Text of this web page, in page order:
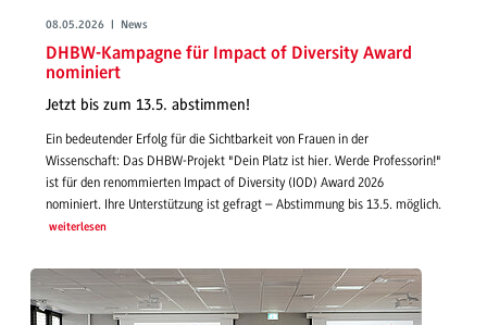
08.05.2026 | News
DHBW-Kampagne für Impact of Diversity Award
nominiert
Jetzt bis zum 13.5. abstimmen!
Ein bedeutender Erfolg für die Sichtbarkeit von Frauen in der
Wissenschaft: Das DHBW-Projekt "Dein Platz ist hier. Werde Professorin!"
ist für den renommierten Impact of Diversity (IOD) Award 2026
nominiert. Ihre Unterstützung ist gefragt – Abstimmung bis 13.5. möglich.
weiterlesen